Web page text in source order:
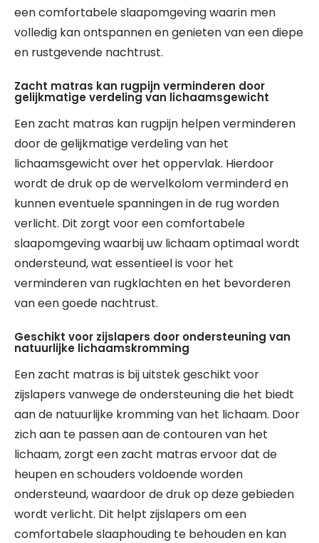
een comfortabele slaapomgeving waarin men
volledig kan ontspannen en genieten van een diepe
en rustgevende nachtrust.
Zacht matras kan rugpijn verminderen door
gelijkmatige verdeling van lichaamsgewicht
Een zacht matras kan rugpijn helpen verminderen
door de gelijkmatige verdeling van het
lichaamsgewicht over het oppervlak. Hierdoor
wordt de druk op de wervelkolom verminderd en
kunnen eventuele spanningen in de rug worden
verlicht. Dit zorgt voor een comfortabele
slaapomgeving waarbij uw lichaam optimaal wordt
ondersteund, wat essentieel is voor het
verminderen van rugklachten en het bevorderen
van een goede nachtrust.
Geschikt voor zijslapers door ondersteuning van
natuurlijke lichaamskromming
Een zacht matras is bij uitstek geschikt voor
zijslapers vanwege de ondersteuning die het biedt
aan de natuurlijke kromming van het lichaam. Door
zich aan te passen aan de contouren van het
lichaam, zorgt een zacht matras ervoor dat de
heupen en schouders voldoende worden
ondersteund, waardoor de druk op deze gebieden
wordt verlicht. Dit helpt zijslapers om een
comfortabele slaaphouding te behouden en kan